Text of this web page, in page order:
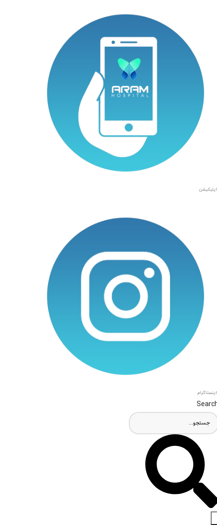
اپلیکیشن
اینستاگرام